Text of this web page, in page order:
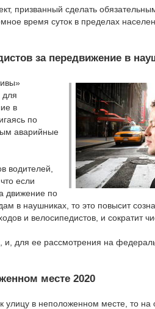
призванный сделать
время суток в пределах
за передвижение в
для
в
по
аварийные
водителей,
если
движение по
в наушниках, то это повысит
и велосипедистов, и сократит
для ее рассмотрения на
месте 2020
в неположенном месте, то на